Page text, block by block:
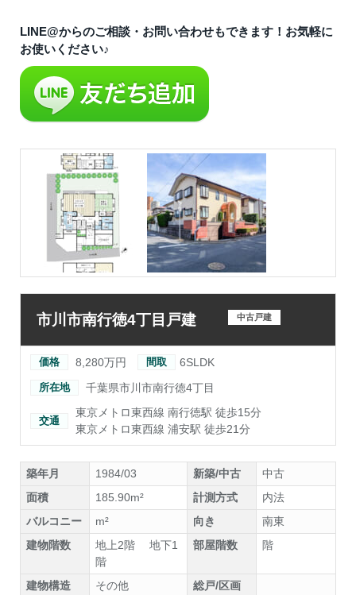
LINE@からのご相談・お問い合わせもできます！お気軽に
お使いください♪
市川市南行徳4丁目戸建 中古戸建
価格 8,280万円 間取 6SLDK
所在地 千葉県市川市南行徳4丁目
交通
東京メトロ東西線 南行徳駅 徒歩15分
東京メトロ東西線 浦安駅 徒歩21分
築年月 1984/03 新築/中古
中古
面積
185.90m² 計測方式
内法
バルコニー
m² 向き
南東
建物階数
地上2階 地下1
階
部屋階数 階
建物構造 その他
総戸/区画